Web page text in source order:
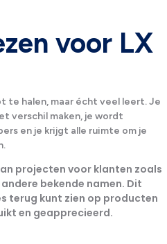
voor LX
te halen, maar écht veel leert. Je
verschil maken, je wordt
en je krijgt alle ruimte om je
projecten voor klanten zoals
andere bekende namen. Dit
terug kunt zien op producten
en geapprecieerd.